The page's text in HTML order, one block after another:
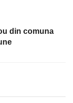
din comuna